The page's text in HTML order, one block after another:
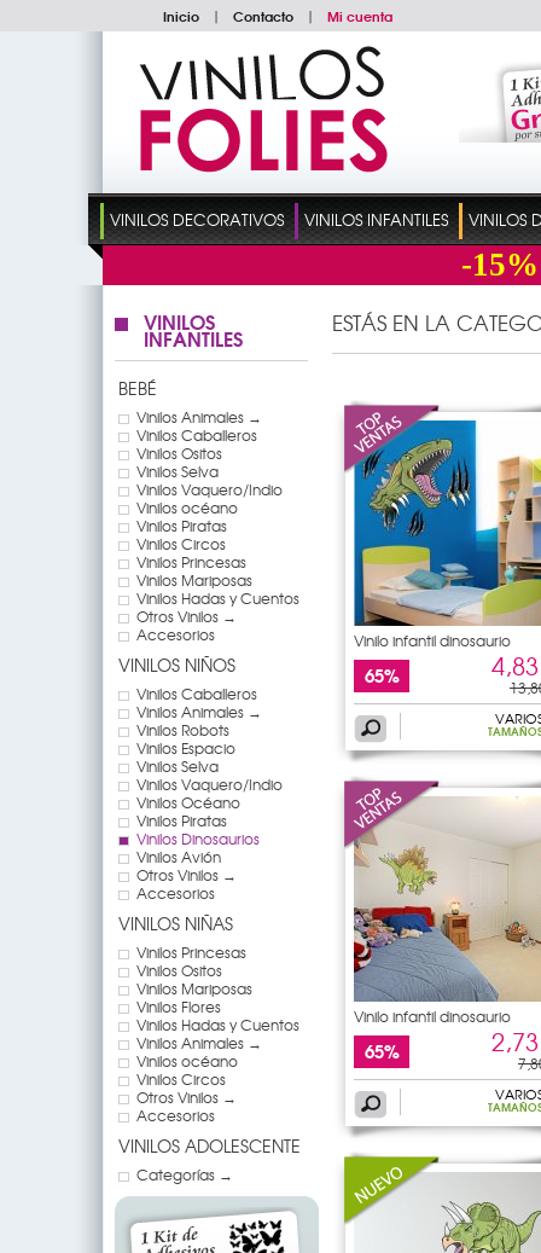
Inicio | Contacto | Mi cuenta
VINILOS DECORATIVOS VINILOS INFANTILES VINILOS
-15%
VINILOS
INFANTILES
BEBÉ
Vinilos Animales →
Vinilos Caballeros
Vinilos Ositos
Vinilos Selva
Vinilos Vaquero/Indio
Vinilos océano
Vinilos Piratas
Vinilos Circos
Vinilos Princesas
Vinilos Mariposas
Vinilos Hadas y Cuentos
Otros Vinilos →
Accesorios
VINILOS NIÑOS
Vinilos Caballeros
Vinilos Animales →
Vinilos Robots
Vinilos Espacio
Vinilos Selva
Vinilos Vaquero/Indio
Vinilos Océano
Vinilos Piratas
Vinilos Dinosaurios
Vinilos Avión
Otros Vinilos →
Accesorios
VINILOS NIÑAS
Vinilos Princesas
Vinilos Ositos
Vinilos Mariposas
Vinilos Flores
Vinilos Hadas y Cuentos
Vinilos Animales →
Vinilos océano
Vinilos Circos
Otros Vinilos →
Accesorios
VINILOS ADOLESCENTE
Categorías →
ESTÁS EN LA
Vinilo infantil dinosaurio
65%
Vinilo infantil dinosaurio
65%